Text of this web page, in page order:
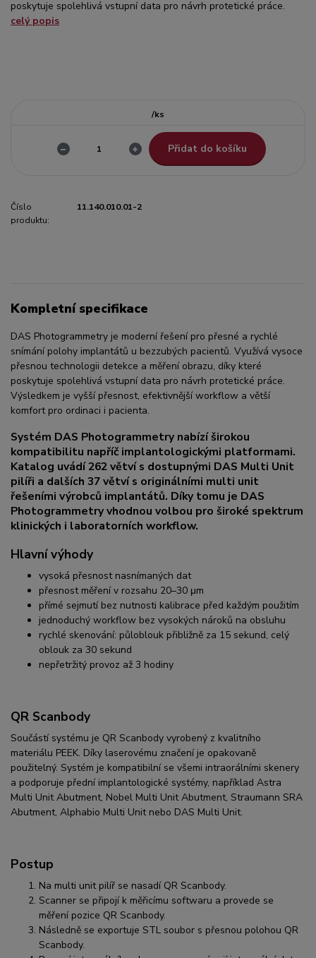
poskytuje spolehlivá vstupní data pro návrh protetické práce.
celý popis
/ks
Přidat do košíku
Číslo
produktu:
11.140.010.01-2
Kompletní specifikace
DAS Photogrammetry je moderní řešení pro přesné a rychlé
snímání polohy implantátů u bezzubých pacientů. Využívá vysoce
přesnou technologii detekce a měření obrazu, díky které
poskytuje spolehlivá vstupní data pro návrh protetické práce.
Výsledkem je vyšší přesnost, efektivnější workflow a větší
komfort pro ordinaci i pacienta.
Systém DAS Photogrammetry nabízí širokou
kompatibilitu napříč implantologickými platformami.
Katalog uvádí 262 větví s dostupnými DAS Multi Unit
pilíři a dalších 37 větví s originálními multi unit
řešeními výrobců implantátů. Díky tomu je DAS
Photogrammetry vhodnou volbou pro široké spektrum
klinických i laboratorních workflow.
Hlavní výhody
vysoká přesnost nasnímaných dat
přesnost měření v rozsahu 20–30 μm
přímé sejmutí bez nutnosti kalibrace před každým použitím
jednoduchý workflow bez vysokých nároků na obsluhu
rychlé skenování: půloblouk přibližně za 15 sekund, celý
oblouk za 30 sekund
nepřetržitý provoz až 3 hodiny
QR Scanbody
Součástí systému je QR Scanbody vyrobený z kvalitního
materiálu PEEK. Díky laserovému značení je opakovaně
použitelný. Systém je kompatibilní se všemi intraorálními skenery
a podporuje přední implantologické systémy, například Astra
Multi Unit Abutment, Nobel Multi Unit Abutment, Straumann SRA
Abutment, Alphabio Multi Unit nebo DAS Multi Unit.
Postup
Na multi unit pilíř se nasadí QR Scanbody.
Scanner se připojí k měřicímu softwaru a provede se
měření pozice QR Scanbody.
Následně se exportuje STL soubor s přesnou polohou QR
Scanbody.